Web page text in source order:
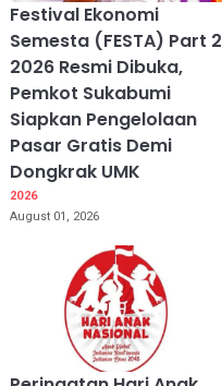
Festival Ekonomi
Semesta (FESTA) Part 2
2026 Resmi Dibuka,
Pemkot Sukabumi
Siapkan Pengelolaan
Pasar Gratis Demi
Dongkrak UMK
2026
August 01, 2026